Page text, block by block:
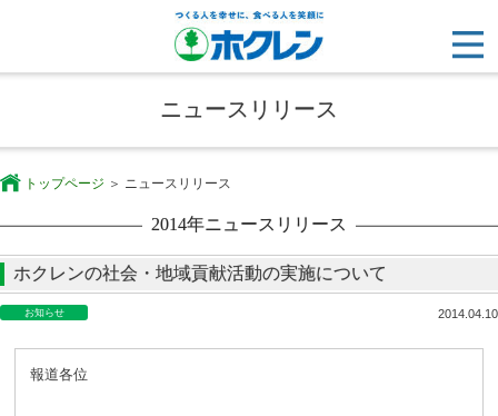
ニュースリリース
トップページ ニュースリリース
2014年ニュースリリース
ホクレンの社会・地域貢献活動の実施について
お知らせ 2014.04.10
報道各位